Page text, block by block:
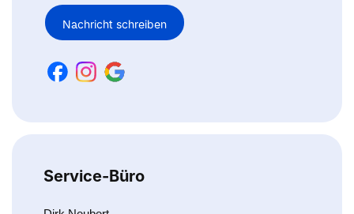
Nachricht schreiben
Service-Büro